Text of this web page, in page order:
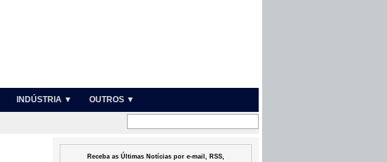
INDÚSTRIA ▼ OUTROS ▼
Receba as Últimas Notícias por e-mail, RSS,